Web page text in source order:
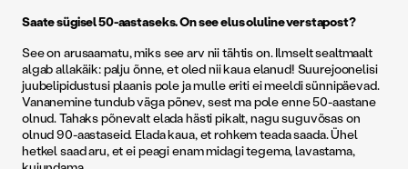
Saate sügisel 50-aastaseks. On see elus oluline verstapost?
See on arusaamatu, miks see arv nii tähtis on. Ilmselt sealtmaalt
algab allakäik: palju õnne, et oled nii kaua elanud! Suurejoonelisi
juubelipidustusi plaanis pole ja mulle eriti ei meeldi sünnipäevad.
Vananemine tundub väga põnev, sest ma pole enne 50-aastane
olnud. Tahaks põnevalt elada hästi pikalt, nagu suguvõsas on
olnud 90-aastaseid. Elada kaua, et rohkem teada saada. Ühel
hetkel saad aru, et ei peagi enam midagi tegema, lavastama,